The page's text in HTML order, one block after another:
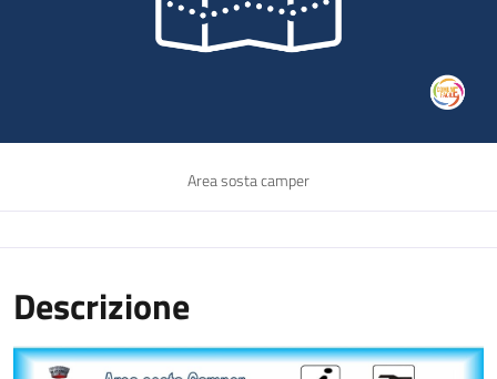
Area sosta camper
Descrizione